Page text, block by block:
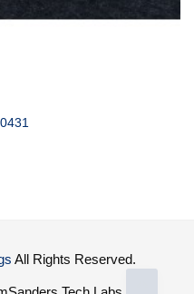
All Rights Reserved.